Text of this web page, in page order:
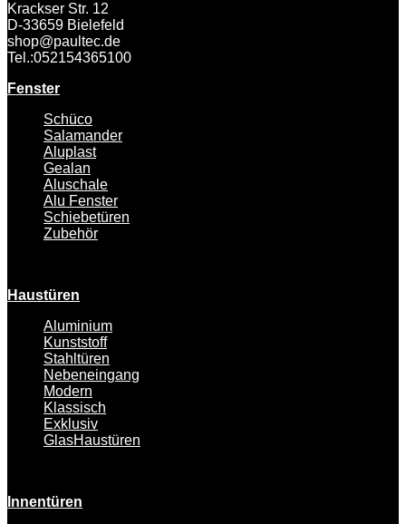
Krackser Str. 12
D-33659 Bielefeld
shop@paultec.de
Tel.:052154365100
Fenster
Schüco
Salamander
Aluplast
Gealan
Aluschale
Alu Fenster
Schiebetüren
Zubehör
Haustüren
Aluminium
Kunststoff
Stahltüren
Nebeneingang
Modern
Klassisch
Exklusiv
GlasHaustüren
Innentüren